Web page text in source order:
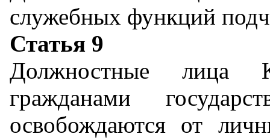
служебных функций
Статья 9
Должностные лица
гражданами
освобождаются от